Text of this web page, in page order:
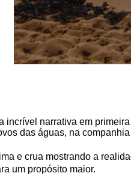
incrível narrativa em
das águas, na
e crua mostrando a
um propósito maior.